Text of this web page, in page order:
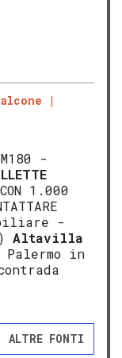
-
1.000
-
Altavilla
in
ALTRE FONTI